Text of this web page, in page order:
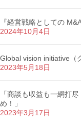
『経営戦略としての
2024年10月4日
Global vision initiative（
2023年5月18日
「商談も収益も一網打
め！」
2023年3月17日